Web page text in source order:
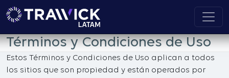
Términos y Condiciones de Uso
Estos Términos y Condiciones de Uso aplican a todos
los sitios que son propiedad y están operados por